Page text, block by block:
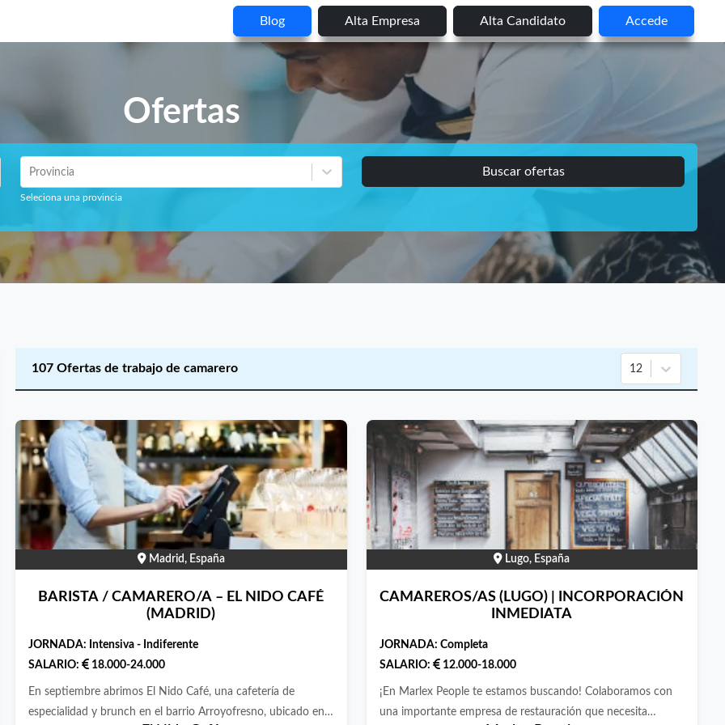
Blog Alta Empresa Alta Candidato Accede
Ofertas
Provincia
Seleciona una provincia
Buscar ofertas
107 Ofertas de trabajo de camarero 12
Madrid, España
BARISTA / CAMARERO/A – EL NIDO CAFÉ
(MADRID)
JORNADA: Intensiva - Indiferente
SALARIO:
18.000-24.000
En septiembre abrimos El Nido Café, una cafetería de
especialidad y brunch en el barrio Arroyofresno, ubicado en
Lugo, España
CAMAREROS/AS (LUGO) | INCORPORACIÓN
INMEDIATA
JORNADA: Completa
SALARIO:
12.000-18.000
¡En Marlex People te estamos buscando! Colaboramos con
una importante empresa de restauración que necesita